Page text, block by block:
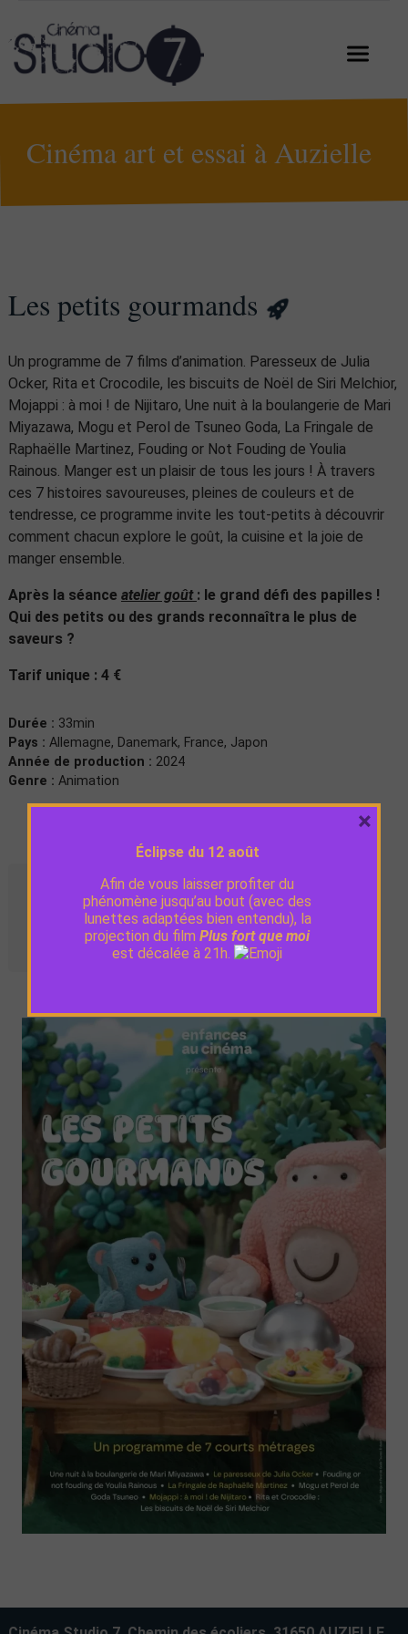
Cinéma art et essai à Auzielle
Les petits gourmands
Un programme de 7 films d’animation. Paresseux de Julia
Ocker, Rita et Crocodile, les biscuits de Noël de Siri Melchior,
Mojappi : à moi ! de Nijitaro, Une nuit à la boulangerie de Mari
Miyazawa, Mogu et Perol de Tsuneo Goda, La Fringale de
Raphaëlle Martinez, Fouding or Not Fouding de Youlia
Rainous. Manger est un plaisir de tous les jours ! À travers
ces 7 histoires savoureuses, pleines de couleurs et de
tendresse, ce programme invite les tout-petits à découvrir
comment chacun explore le goût, la cuisine et la joie de
manger ensemble.
Après la séance atelier goût : le grand défi des papilles !
Qui des petits ou des grands reconnaîtra le plus de
saveurs ?
Tarif unique : 4 €
Durée : 33min
Pays : Allemagne, Danemark, France, Japon
Année de production : 2024
Genre : Animation
Séances
Dim. 26 avril 11:00
Éclipse du 12 août
Afin de vous laisser profiter du
phénomène jusqu’au bout (avec des
lunettes adaptées bien entendu), la
projection du film Plus fort que moi
est décalée à 21h.
×